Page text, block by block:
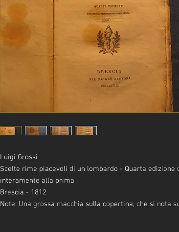
Luigi Grossi
Scelte rime piacevoli di un lombardo - Quarta edizione
interamente alla prima
Brescia - 1812
Note: Una grossa macchia sulla copertina, che si nota